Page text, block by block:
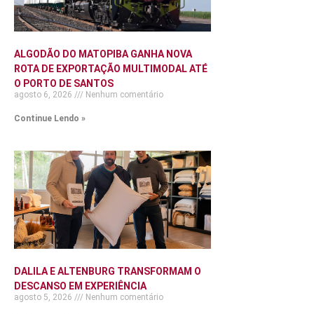
ALGODÃO DO MATOPIBA GANHA NOVA
ROTA DE EXPORTAÇÃO MULTIMODAL ATÉ
O PORTO DE SANTOS
agosto 6, 2026 Nenhum comentário
Continue Lendo »
DALILA E ALTENBURG TRANSFORMAM O
DESCANSO EM EXPERIÊNCIA
agosto 5, 2026 Nenhum comentário